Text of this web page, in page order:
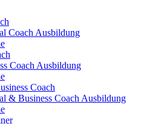
Coach Ausbildung
Coach Ausbildung
Coach
& Business Coach Ausbildung